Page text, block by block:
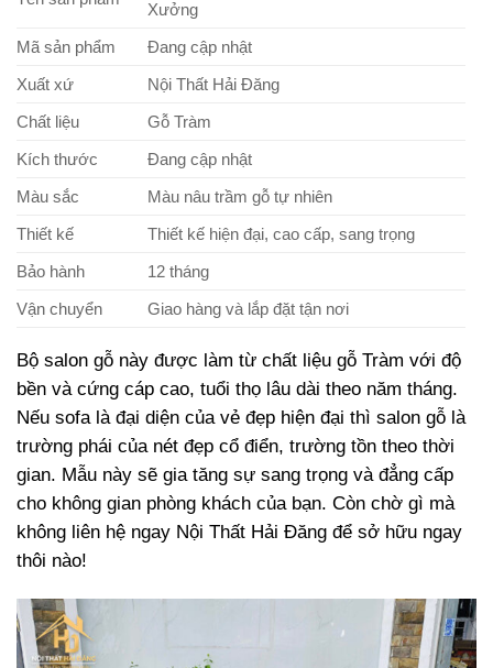
Xưởng
Mã sản phẩm
Đang cập nhật
Xuất xứ
Nội Thất Hải Đăng
Chất liệu
Gỗ Tràm
Kích thước
Đang cập nhật
Màu sắc
Màu nâu trầm gỗ tự nhiên
Thiết kế
Thiết kế hiện đại, cao cấp, sang trọng
Bảo hành
12 tháng
Vận chuyển
Giao hàng và lắp đặt tận nơi
Bộ salon gỗ này được làm từ chất liệu gỗ Tràm với độ
bền và cứng cáp cao, tuổi thọ lâu dài theo năm tháng.
Nếu sofa là đại diện của vẻ đẹp hiện đại thì salon gỗ là
trường phái của nét đẹp cổ điển, trường tồn theo thời
gian. Mẫu này sẽ gia tăng sự sang trọng và đẳng cấp
cho không gian phòng khách của bạn. Còn chờ gì mà
không liên hệ ngay Nội Thất Hải Đăng để sở hữu ngay
thôi nào!